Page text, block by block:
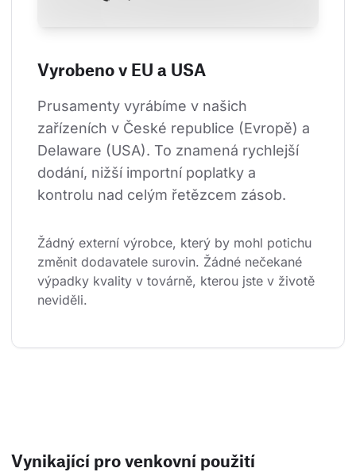
Vyrobeno v EU a USA
Prusamenty vyrábíme v našich
zařízeních v České republice (Evropě) a
Delaware (USA). To znamená rychlejší
dodání, nižší importní poplatky a
kontrolu nad celým řetězcem zásob.
Žádný externí výrobce, který by mohl potichu
změnit dodavatele surovin. Žádné nečekané
výpadky kvality v továrně, kterou jste v životě
neviděli.
Vynikající pro venkovní použití